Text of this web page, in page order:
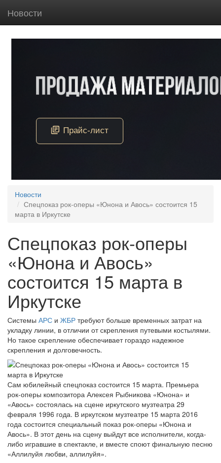
Новости
Новости
Спецпоказ рок-оперы «Юнона и Авось» состоится 15
марта в Иркутске
Спецпоказ рок-оперы
«Юнона и Авось»
состоится 15 марта в
Иркутске
Системы АРС и ЖБР требуют больше временных затрат на
укладку линии, в отличии от скрепления путевыми костылями.
Но такое скрепление обеспечивает гораздо надежное
скрепления и долговечность.
Сам юбилейный спецпоказ состоится 15 марта. Премьера
рок-оперы композитора Алексея Рыбникова «Юнона» и
«Авось» состоялась на сцене иркутского музтеатра 29
февраля 1996 года. В иркутском музтеатре 15 марта 2016
года состоится специальный показ рок-оперы «Юнона и
Авось». В этот день на сцену выйдут все исполнители, когда-
либо игравшие в спектакле, и вместе споют финальную песню
«Аллилуйя любви, аллилуйя».